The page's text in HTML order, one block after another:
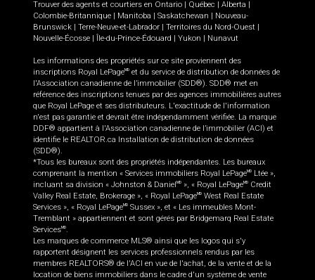
Trouver des agents et courtiers en Ontario | Québec | Alberta |
Colombie-Britannique | Manitoba | Saskatchewan | Nouveau-
Brunswick | Terre-Neuve-et-Labrador | Territoires du Nord-Ouest |
Nouvelle-Écosse | Île-du-Prince-Édouard | Yukon | Nunavut
Les informations des propriétés sur ce site proviennent des
inscriptions Royal LePageMD et du service de distribution de données de
l'Association canadienne de l’immobilier (SDD®). SDD® met en
référence des inscriptions tenues par des agences immobilières autres
que Royal LePage et ses distributeurs. L'exactitude de l'information
n'est pas garantie et devrait être indépendamment vérifiée. La marque
DDF® appartient à l'Association canadienne de l’immobilier (ACI) et
identifie le REALTOR.ca Installation de distribution de données
(SDD®).
*Tous les bureaux sont des propriétés indépendantes. Les bureaux
comprenant la mention « Services immobiliers Royal LePageMD
Ltée »,
incluant sa division « Johnston & DanielMD », « Royal LePageMD
Credit
Valley Real Estate, Brokerage », « Royal LePageMD West Real Estate
Services », « Royal LePageMD Sussex », et « Les immeubles Mont-
Tremblant » appartiennent et sont gérés par Bridgemarq Real Estate
ServicesMD.
Les marques de commerce MLS® ainsi que les logos qui s'y
rapportent désignent les services professionnels rendus par les
membres REALTORS® de l'ACI en vue de l'achat, de la vente et de la
location de biens immobiliers dans le cadre d'un système de vente